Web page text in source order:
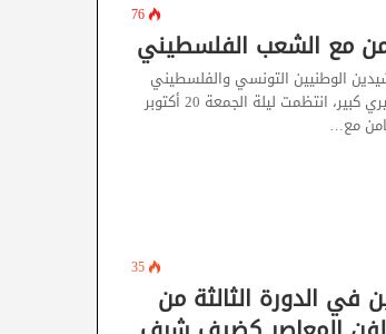
76
مع الشعب الفلسطيني
الوطنيين التونسي والفلسطيني
ووسط حضور جماهيري كبير، انتظمت ليلة الجمعة 20 أكتوبر
35
في الدورة الثالثة من